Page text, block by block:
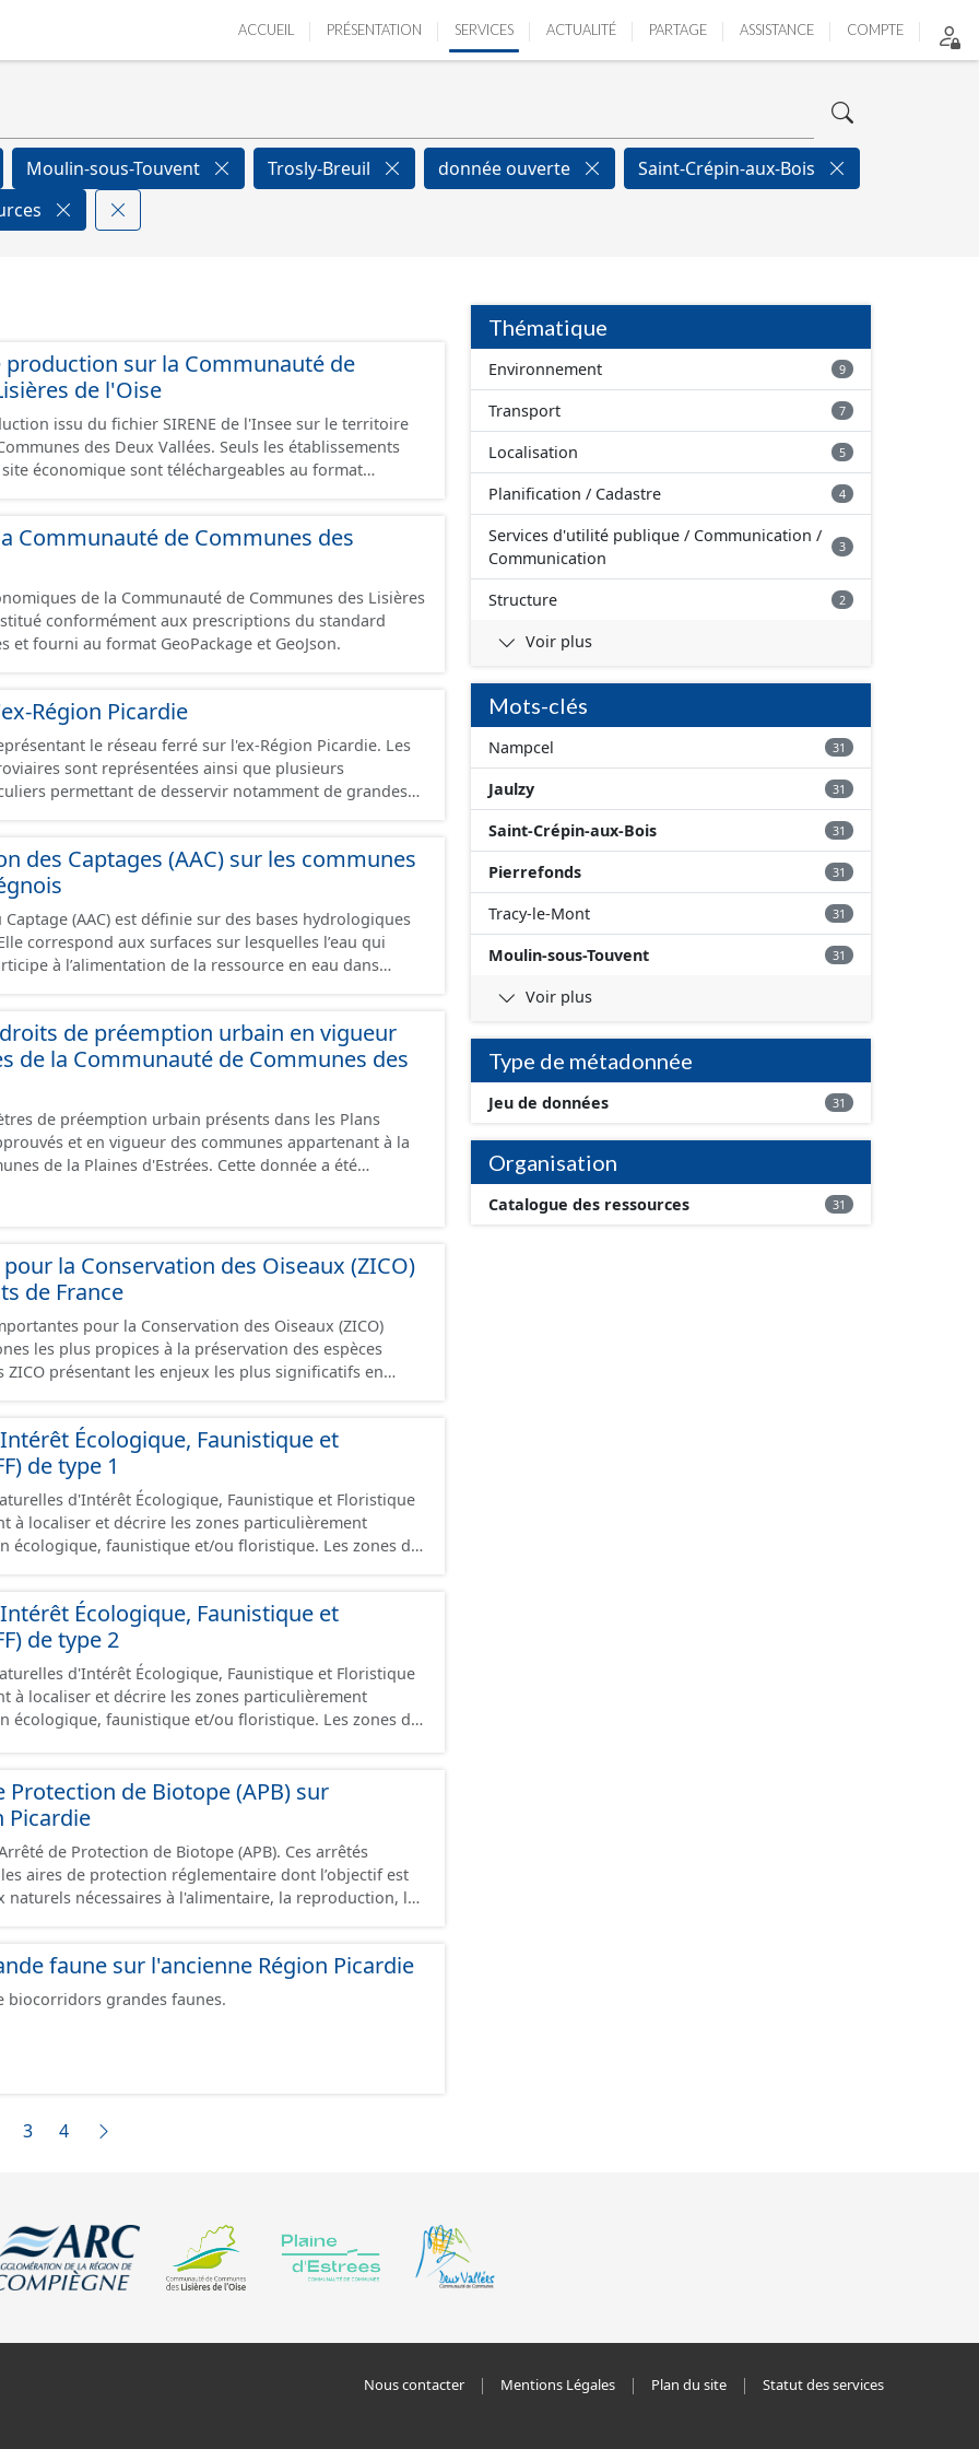
ACCUEIL PRÉSENTATION SERVICES ACTUALITÉ PARTAGE ASSISTANCE COMPTE
Moulin-sous-Touvent Trosly-Breuil donnée ouverte
Saint-Crépin-aux-Bois
production sur la Communauté de
de l'Oise
issu du fichier SIRENE de l'Insee sur le territoire
Deux Vallées. Seuls les établissements
économique sont téléchargeables au format
à ce jour. Il est filtré au-delà des prescriptions
Communauté de Communes des
de la Communauté de Communes des Lisières
conformément aux prescriptions du standard
et fourni au format GeoPackage et GeoJson.
Région Picardie
le réseau ferré sur l'ex-Région Picardie. Les
sont représentées ainsi que plusieurs
permettant de desservir notamment de grandes
des Captages (AAC) sur les communes
Captage (AAC) est définie sur des bases hydrologiques
correspond aux surfaces sur lesquelles l’eau qui
à l’alimentation de la ressource en eau dans
prises d’eau éventuellement complété par la surface
souterraine externe à ce bassin versant (ex: nappe
des cours d'eau), - pour un ouvrage de
points d'eau (lieu des points de la surface du sol qui
du captage). Les notions d’« aire d’alimentation » et
» de captages (AAC, BAC) sont ici considérées comme
de préemption urbain en vigueur
de la Communauté de Communes des
de préemption urbain présents dans les Plans
et en vigueur des communes appartenant à la
Plaines d'Estrées. Cette donnée a été
la Conservation des Oiseaux (ZICO)
de France
pour la Conservation des Oiseaux (ZICO)
les plus propices à la préservation des espèces
ZICO présentant les enjeux les plus significatifs en
Écologique, Faunistique et
de type 1
d'Intérêt Écologique, Faunistique et Floristique
à localiser et décrire les zones particulièrement
écologique, faunistique et/ou floristique. Les zones de
identifiées.Écologique, Faunistique et
de type 2
d'Intérêt Écologique, Faunistique et Floristique
à localiser et décrire les zones particulièrement
écologique, faunistique et/ou floristique. Les zones de
ZNIEFF de type 1.
Protection de Biotope (APB) sur
Picardie
de Protection de Biotope (APB). Ces arrêtés
aires de protection réglementaire dont l’objectif est
naturels nécessaires à l'alimentaire, la reproduction, le
faune sur l'ancienne Région Picardie
biocorridors grandes faunes.
3 4
Thématique
Environnement 9
Transport 7
Localisation 5
Planification / Cadastre 4
Services d'utilité publique / Communication /
Communication
3
Structure 2
Voir plus
Mots-clés
Nampcel 31
Jaulzy 31
Saint-Crépin-aux-Bois 31
Pierrefonds 31
Tracy-le-Mont 31
Moulin-sous-Touvent 31
Voir plus
Type de métadonnée
Jeu de données 31
Organisation
Catalogue des ressources 31
Nous contacter Mentions Légales Plan du site Statut des services